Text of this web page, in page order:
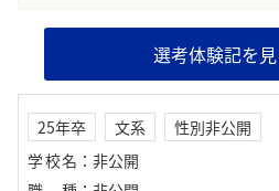
選考体験記を
25年卒 文系
性別非公開
学校名 ： 非公開